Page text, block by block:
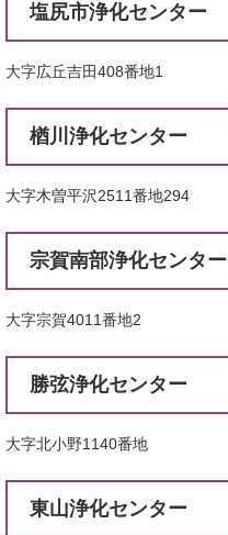
塩尻市浄化センター
大字広丘吉田408番地1
楢川浄化センター
大字木曽平沢2511番地294
​宗賀南部浄化センター
大字宗賀4011番地2
勝弦浄化センター
大字北小野1140番地
東山浄化センター